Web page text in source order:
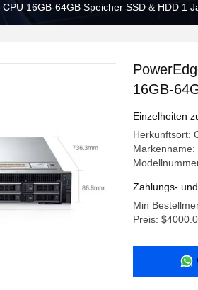
16GB-64GB Speicher SSD & HDD 1
16GB-
Garantie
Einzelheiten
Herkunftsort:
Markenname:
Zahlungs-
Min
Preis: